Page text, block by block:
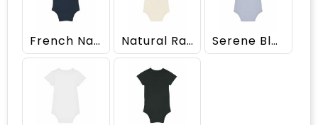
French Navy Natural Raw Serene Blue